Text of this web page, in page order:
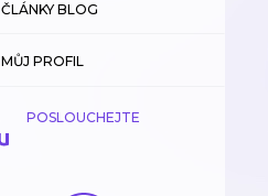
ČLÁNKY BLOG
MŮJ PROFIL
POSLOUCHEJTE